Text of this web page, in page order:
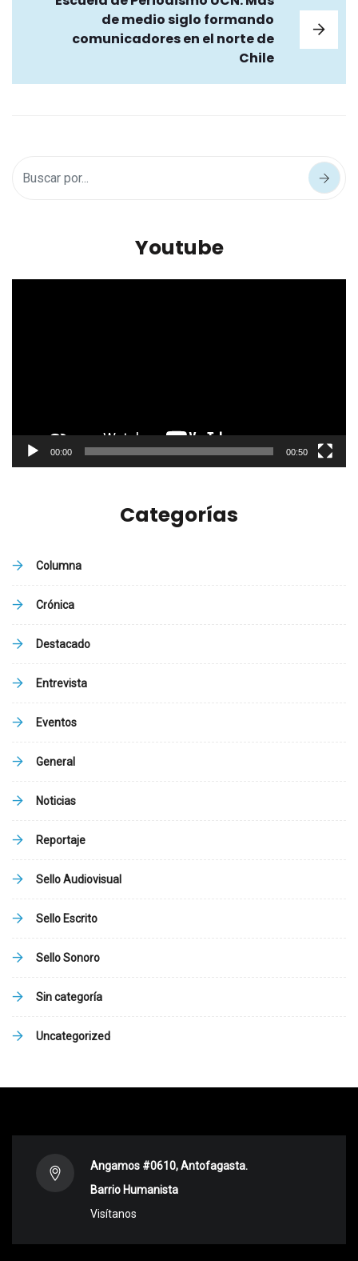
de medio siglo formando
comunicadores en el norte de
Chile
Youtube
00:00 00:50
Categorías
Columna
Crónica
Destacado
Entrevista
Eventos
General
Noticias
Reportaje
Sello Audiovisual
Sello Escrito
Sello Sonoro
Sin categoría
Uncategorized
Angamos #0610, Antofagasta.
Barrio Humanista
Visítanos